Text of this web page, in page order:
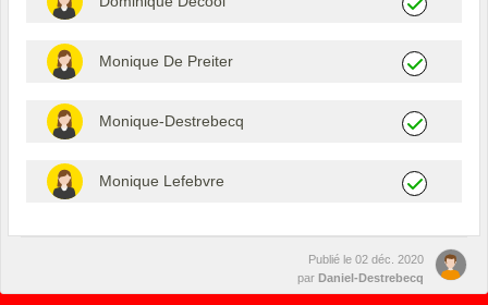
Monique De Preiter
Monique-Destrebecq
Monique Lefebvre
Publié le 02 déc. 2020
par Daniel-Destrebecq